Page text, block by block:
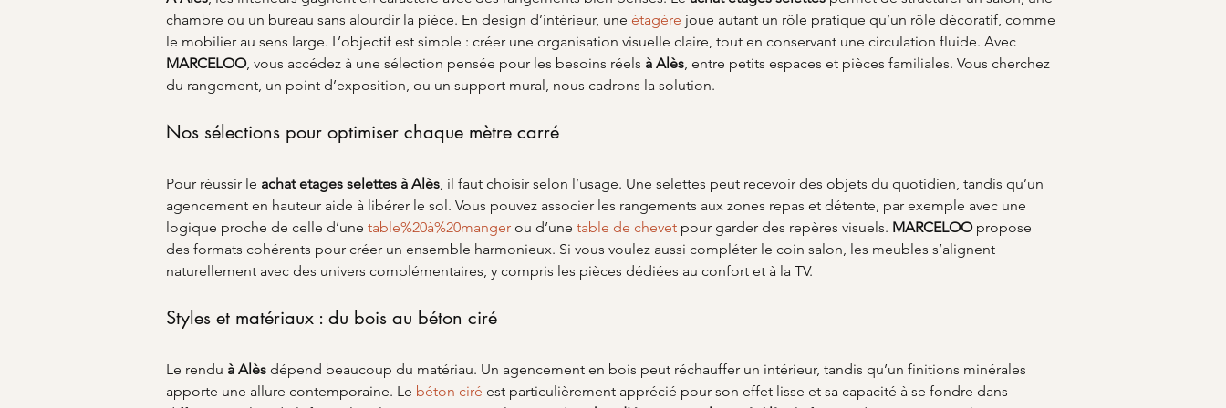
chambre ou un bureau sans alourdir la pièce. En design d’intérieur, une étagère joue autant un rôle pratique qu’un rôle décoratif, comme
le mobilier au sens large. L’objectif est simple : créer une organisation visuelle claire, tout en conservant une circulation fluide. Avec
MARCELOO, vous accédez à une sélection pensée pour les besoins réels à Alès, entre petits espaces et pièces familiales. Vous cherchez
du rangement, un point d’exposition, ou un support mural, nous cadrons la solution.
Nos sélections pour optimiser chaque mètre carré
Pour réussir le achat etages selettes à Alès, il faut choisir selon l’usage. Une selettes peut recevoir des objets du quotidien, tandis qu’un
agencement en hauteur aide à libérer le sol. Vous pouvez associer les rangements aux zones repas et détente, par exemple avec une
logique proche de celle d’une table%20à%20manger ou d’une table de chevet pour garder des repères visuels. MARCELOO propose
des formats cohérents pour créer un ensemble harmonieux. Si vous voulez aussi compléter le coin salon, les meubles s’alignent
naturellement avec des univers complémentaires, y compris les pièces dédiées au confort et à la TV.
Styles et matériaux : du bois au béton ciré
Le rendu à Alès dépend beaucoup du matériau. Un agencement en bois peut réchauffer un intérieur, tandis qu’un finitions minérales
apporte une allure contemporaine. Le béton ciré est particulièrement apprécié pour son effet lisse et sa capacité à se fondre dans